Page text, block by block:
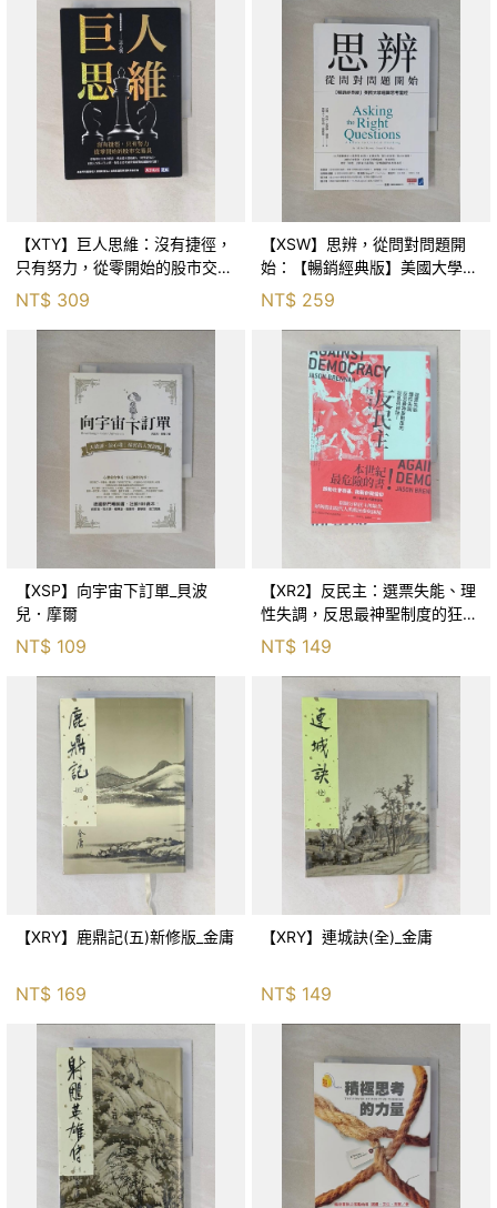
【XTY】巨人思維：沒有捷徑，
只有努力，從零開始的股市交易
員_巨人傑
NT$ 309
【XSW】思辨，從問對問題開
始：【暢銷經典版】美國大學邏
輯思考聖經_尼爾．布朗, 史都
華．基里, 羅耀宗, 蔡宏明, 黃賓
NT$ 259
【XSP】向宇宙下訂單_貝波
兒．摩爾
NT$ 109
【XR2】反民主：選票失能、理
性失調，反思最神聖制度的狂亂
NT$ 149
【XRY】鹿鼎記(五)新修版_金庸
NT$ 169
【XRY】連城訣(全)_金庸
NT$ 149